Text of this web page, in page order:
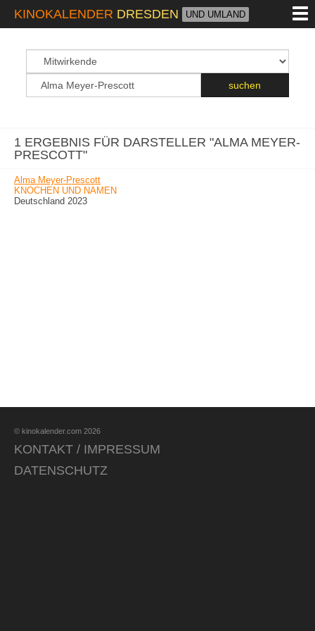
KINOKALENDER DRESDEN UND UMLAND
suchen
1 ERGEBNIS FÜR DARSTELLER "ALMA MEYER-
PRESCOTT"
Alma Meyer-Prescott
KNOCHEN UND NAMEN
Deutschland 2023
© kinokalender.com 2026
KONTAKT / IMPRESSUM
DATENSCHUTZ